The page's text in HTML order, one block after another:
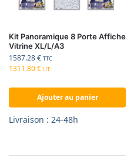
Kit Panoramique 8 Porte Affiche
Vitrine XL/L/A3
1587.28€ TTC
1311.80€ HT
Ajouter au panier
Livraison : 24-48h